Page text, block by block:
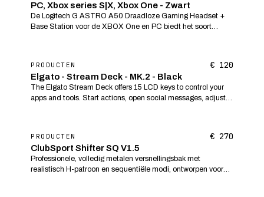
PC, Xbox series S|X, Xbox One - Zwart
De Logitech G ASTRO A50 Draadloze Gaming Headset +
Base Station voor de XBOX One en PC biedt het soort
PRODUCTEN € 120
Elgato - Stream Deck - MK.2 - Black
The Elgato Stream Deck offers 15 LCD keys to control your
apps and tools. Start actions, open social messages, adjust
PRODUCTEN € 270
ClubSport Shifter SQ V1.5
Professionele, volledig metalen versnellingsbak met
realistisch H-patroon en sequentiële modi, ontworpen voor